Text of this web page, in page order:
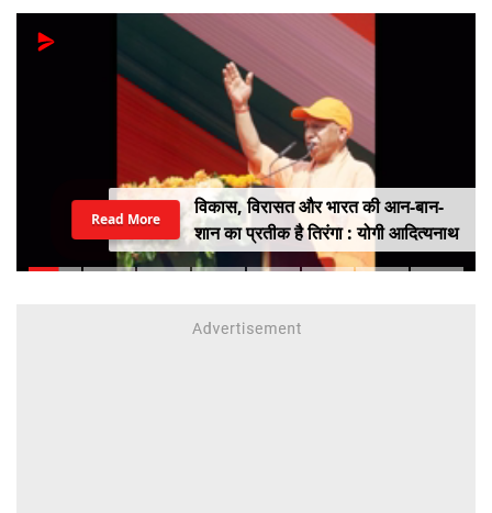
विकास, विरासत और भारत की आन-बान-
शान का प्रतीक है तिरंगा : योगी आदित्यनाथ
Read More